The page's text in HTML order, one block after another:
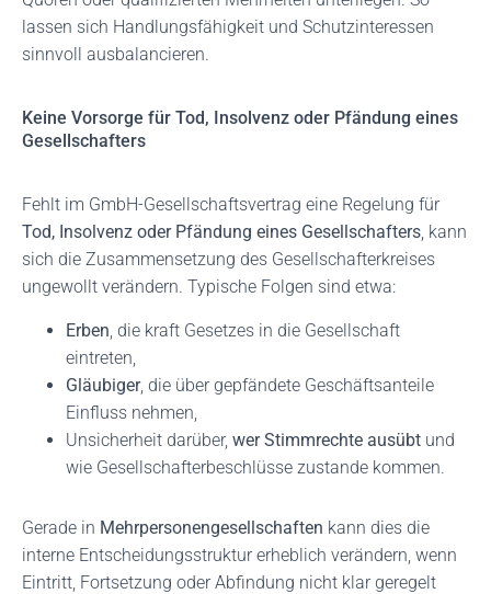
lassen sich Handlungsfähigkeit und Schutzinteressen
sinnvoll ausbalancieren.
Keine Vorsorge für Tod, Insolvenz oder Pfändung eines
Gesellschafters
Fehlt im GmbH-Gesellschaftsvertrag eine Regelung für
Tod, Insolvenz oder Pfändung eines Gesellschafters, kann
sich die Zusammensetzung des Gesellschafterkreises
ungewollt verändern. Typische Folgen sind etwa:
Erben, die kraft Gesetzes in die Gesellschaft
eintreten,
Gläubiger, die über gepfändete Geschäftsanteile
Einfluss nehmen,
Unsicherheit darüber, wer Stimmrechte ausübt und
wie Gesellschafterbeschlüsse zustande kommen.
Gerade in Mehrpersonengesellschaften kann dies die
interne Entscheidungsstruktur erheblich verändern, wenn
Eintritt, Fortsetzung oder Abfindung nicht klar geregelt